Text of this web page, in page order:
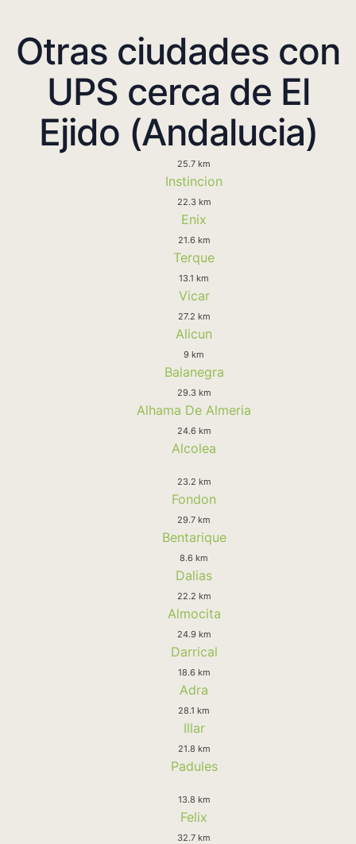
Otras ciudades con
UPS cerca de El
Ejido (Andalucia)
25.7 km
Instincion
22.3 km
Enix
21.6 km
Terque
13.1 km
Vicar
27.2 km
Alicun
9 km
Balanegra
29.3 km
Alhama De Almeria
24.6 km
Alcolea
23.2 km
Fondon
29.7 km
Bentarique
8.6 km
Dalias
22.2 km
Almocita
24.9 km
Darrical
18.6 km
Adra
28.1 km
Illar
21.8 km
Padules
13.8 km
Felix
32.7 km